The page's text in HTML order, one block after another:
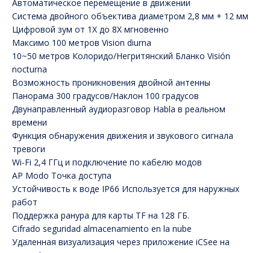
Автоматическое перемещение в движении
Система двойного объектива диаметром 2,8 мм + 12 мм
Цифровой зум от 1X до 8X мгновенно
Максимо 100 метров Vision diurna
10~50 метров Колоридо/Негритянский Бланко Visión
nocturna
Возможность проникновения двойной антенны
Панорама 300 градусов/Наклон 100 градусов
Двунаправленный аудиоразговор Habla в реальном
времени
Функция обнаружения движения и звукового сигнала
тревоги
Wi-Fi 2,4 ГГц и подключение по кабелю модов
AP Modo Точка доступа
Устойчивость к воде IP66 Используется для наружных
работ
Поддержка ранура для карты TF на 128 ГБ.
Cifrado seguridad almacenamiento en la nube
Удаленная визуализация через приложение iCSee на